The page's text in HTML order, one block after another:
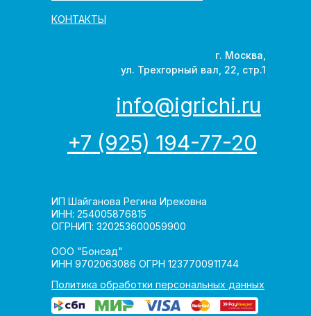
КОНТАКТЫ
Политика обработки персональных данных
г. Москва,
ул. Трехгорный вал, 22, стр.1
ИП Шайганова Регина Ирековна
ИНН: 254005876815
ОГРНИП: 320253600059900
ООО "Бонсад"
ИНН 9702063086 ОГРН 1237700911744
+7 (925) 194-77-20
info@igrichi.ru